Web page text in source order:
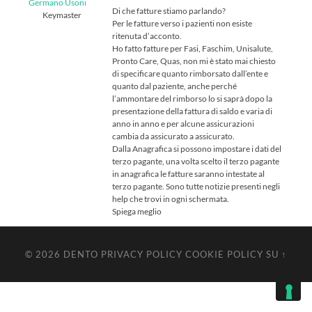
Germano Usoni
Keymaster
Di che fatture stiamo parlando?
Per le fatture verso i pazienti non esiste
ritenuta d’acconto.
Ho fatto fatture per Fasi, Faschim, Unisalute,
Pronto Care, Quas, non mi è stato mai chiesto
di specificare quanto rimborsato dall’ente e
quanto dal paziente, anche perché
l’ammontare del rimborso lo si saprà dopo la
presentazione della fattura di saldo e varia di
anno in anno e per alcune assicurazioni
cambia da assicurato a assicurato.
Dalla Anagrafica si possono impostare i dati del
terzo pagante, una volta scelto il terzo pagante
in anagrafica le fatture saranno intestate al
terzo pagante. Sono tutte notizie presenti negli
help che trovi in ogni schermata.
Spiega meglio
© 2026 DENTO PRIVACY POLICY COOKIE POLICY SU ↑